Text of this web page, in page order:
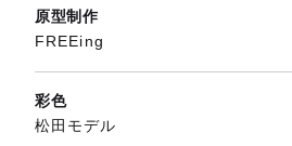
原型制作
FREEing
彩色
松田モデル